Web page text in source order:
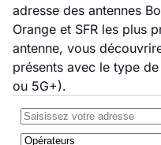
adresse des antennes
Orange et SFR les plus
antenne, vous
présents avec le type
ou 5G+).